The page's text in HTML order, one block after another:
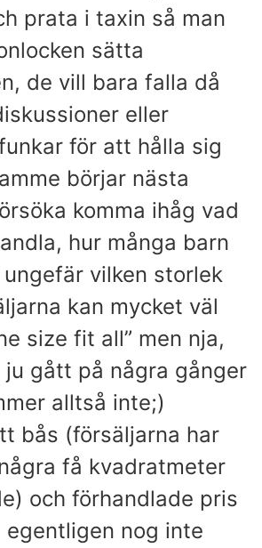
prata i taxin så man
sätta
de vill bara falla då
eller
för att hålla sig
börjar nästa
komma ihåg vad
hur många barn
vilken storlek
kan mycket väl
size fit all” men nja,
ju gått på några gånger
alltså inte;)
bås (försäljarna har
få kvadratmeter
och förhandlade pris
nog inte